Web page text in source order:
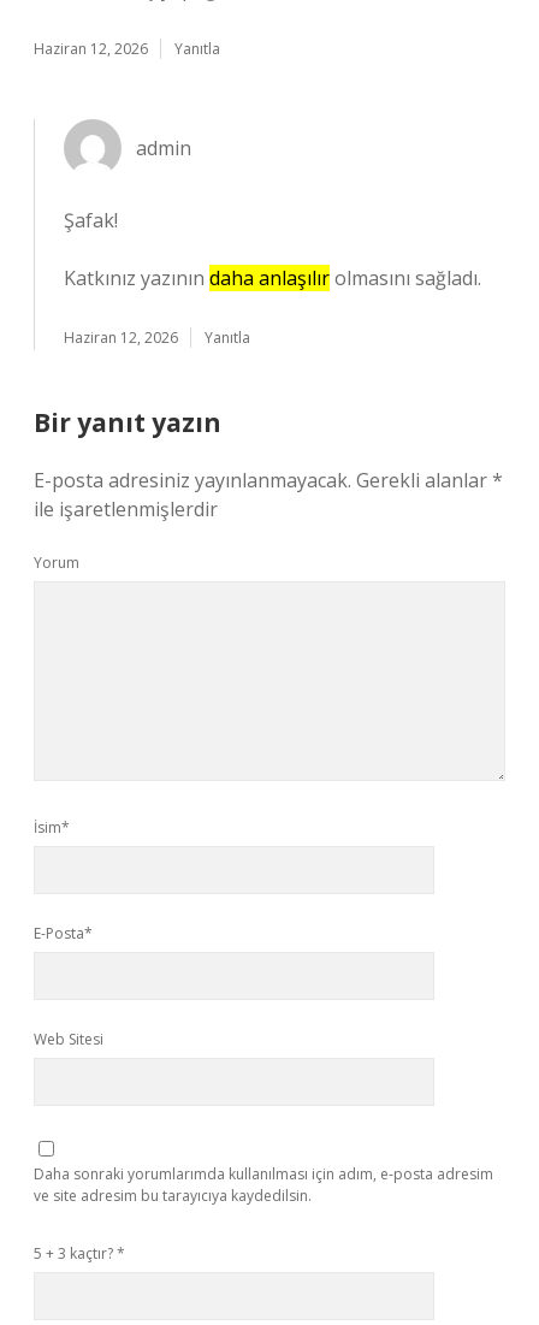
Haziran 12, 2026 Yanıtla
admin
Şafak!
Katkınız yazının daha anlaşılırolmasını sağladı.
Haziran 12, 2026 Yanıtla
Bir yanıt yazın
E-posta adresiniz yayınlanmayacak. Gerekli alanlar*
ile işaretlenmişlerdir
Yorum
İsim*
E-Posta*
Web Sitesi
Daha sonraki yorumlarımda kullanılması için adım, e-posta adresim
ve site adresim bu tarayıcıya kaydedilsin.
5 + 3 kaçtır?*